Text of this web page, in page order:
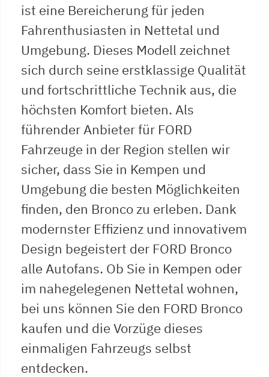
ist eine Bereicherung für jeden
Fahrenthusiasten in Nettetal und
Umgebung. Dieses Modell zeichnet
sich durch seine erstklassige Qualität
und fortschrittliche Technik aus, die
höchsten Komfort bieten. Als
führender Anbieter für FORD
Fahrzeuge in der Region stellen wir
sicher, dass Sie in Kempen und
Umgebung die besten Möglichkeiten
finden, den Bronco zu erleben. Dank
modernster Effizienz und innovativem
Design begeistert der FORD Bronco
alle Autofans. Ob Sie in Kempen oder
im nahegelegenen Nettetal wohnen,
bei uns können Sie den FORD Bronco
kaufen und die Vorzüge dieses
einmaligen Fahrzeugs selbst
entdecken.